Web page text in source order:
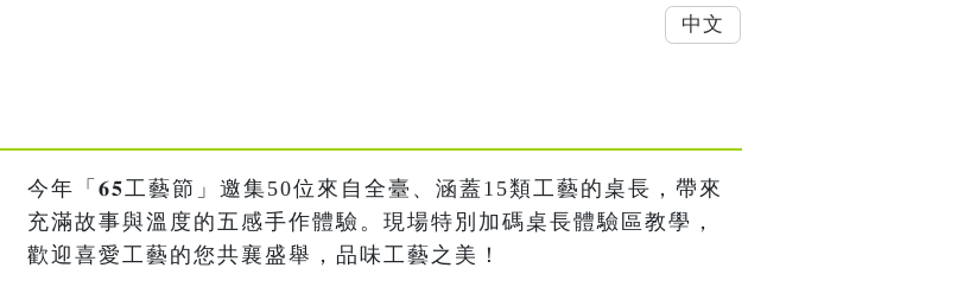
今年「𝟔𝟓工藝節」邀集50位來自全臺、涵蓋15類工藝的桌長，帶來
充滿故事與溫度的五感手作體驗。現場特別加碼桌長體驗區教學，
歡迎喜愛工藝的您共襄盛舉，品味工藝之美！